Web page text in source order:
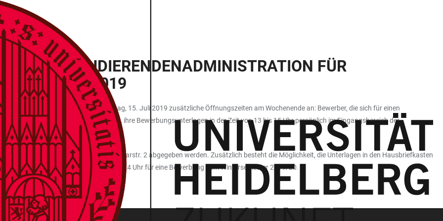
DER STUDIERENDENADMINISTRATION FÜR
14. JULI 2019
Ende der Bewerbungsfrist am Montag, 15. Juli 2019 zusätzliche Öffnungszeiten am Wochenende an: Bewerber, die sich für einen
13. und 14. Juli 2019 die Möglichkeit, ihre Bewerbungsunterlagen in der Zeit von 13 bis 15 Uhr persönlich im Eingangsbereich der
– 18 Uhr im Serviceportal der Seminarstr. 2 abgegeben werden. Zusätzlich besteht die Möglichkeit, die Unterlagen in den Hausbriefkasten
bis einschließlich 15.07.2019, 24 Uhr für eine Bewerbung zum Wintersemester 2019/20.